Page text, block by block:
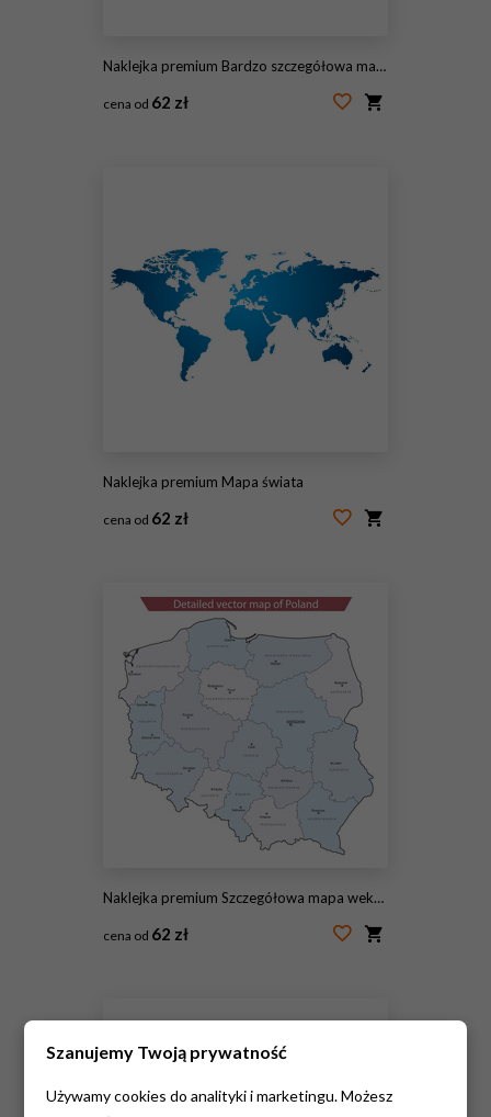
Naklejka premium Bardzo szczegółowa mapa świata z etykietami. Ilustracja wektorowa skali szarości.
cena od 62 zł
Naklejka premium Mapa świata
cena od 62 zł
Naklejka premium Szczegółowa mapa wektorowa Polski v2
cena od 62 zł
Szanujemy Twoją prywatność
Używamy cookies do analityki i marketingu. Możesz